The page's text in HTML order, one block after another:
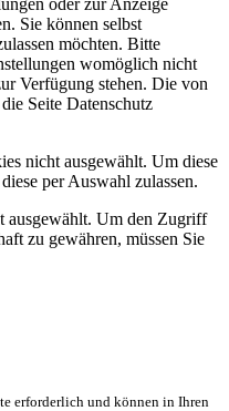
Sie können selbst
möchten. Bitte
womöglich nicht
Verfügung stehen. Die von
Seite Datenschutz
nicht ausgewählt. Um diese
per Auswahl zulassen.
ausgewählt. Um den Zugriff
zu gewähren, müssen Sie
erforderlich und können in Ihren